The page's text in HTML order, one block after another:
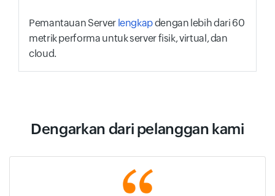
Pemantauan Server lengkapdengan lebih dari 60
metrik performa untuk server fisik, virtual, dan
cloud.
Dengarkan dari pelanggan kami